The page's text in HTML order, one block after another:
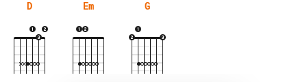
D Em G